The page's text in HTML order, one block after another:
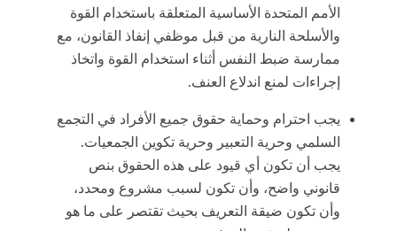
الأمم المتحدة الأساسية المتعلقة باستخدام القوة
والأسلحة النارية من قبل موظفي إنفاذ القانون، مع
ممارسة ضبط النفس أثناء استخدام القوة واتخاذ
إجراءات لمنع اندلاع العنف.
يجب احترام وحماية حقوق جميع الأفراد في التجمع
السلمي وحرية التعبير وحرية تكوين الجمعيات.
يجب أن تكون أي قيود على هذه الحقوق بنص
قانوني واضح، وأن تكون لسبب مشروع ومحدد،
وأن تكون ضيقة التعريف بحيث تقتصر على ما هو